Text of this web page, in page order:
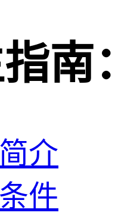
南：
介
件